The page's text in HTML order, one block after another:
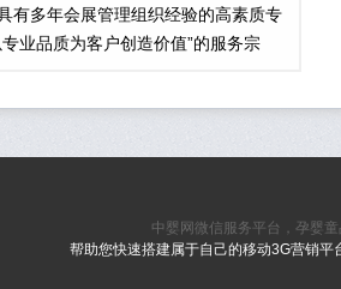
有多年会展管理组织经验的高素质专
业品质为客户创造价值”的服务宗
电器展览会、中国国际洗染业展览会
中婴网微信服务平台，孕婴童
帮助您快速搭建属于自己的移动3G营销平